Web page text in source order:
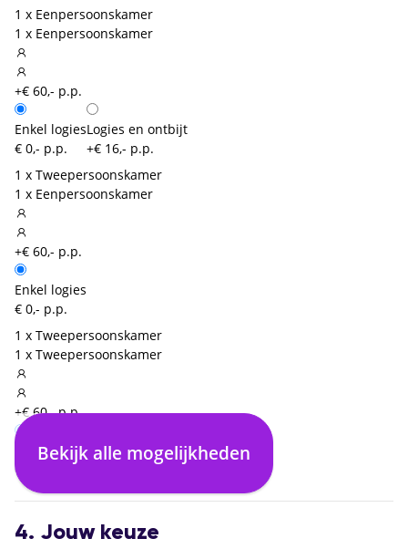
1 x Eenpersoonskamer
1 x Eenpersoonskamer
+€ 60,- p.p.
Enkel logies
€ 0,- p.p.
Logies en ontbijt
+€ 16,- p.p.
1 x Tweepersoonskamer
1 x Eenpersoonskamer
+€ 60,- p.p.
Enkel logies
€ 0,- p.p.
1 x Tweepersoonskamer
1 x Tweepersoonskamer
+€ 60,- p.p.
Enkel logies
€ 0,- p.p.
Bekijk alle mogelijkheden
4. Jouw keuze